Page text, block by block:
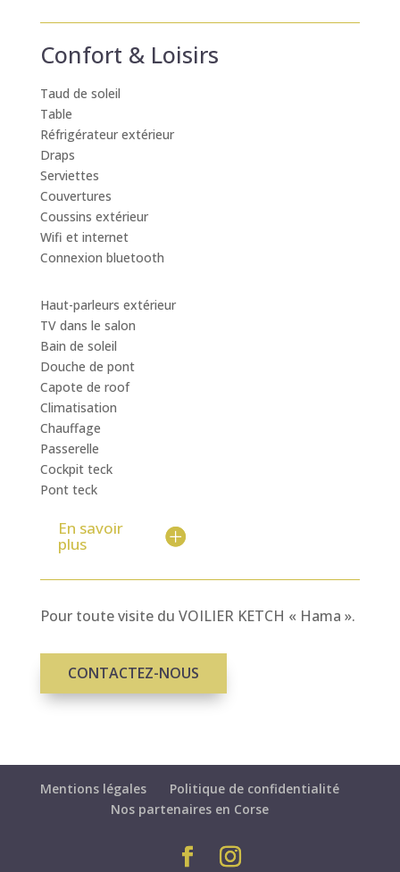
Confort & Loisirs
Taud de soleil
Table
Réfrigérateur extérieur
Draps
Serviettes
Couvertures
Coussins extérieur
Wifi et internet
Connexion bluetooth
Haut-parleurs extérieur
TV dans le salon
Bain de soleil
Douche de pont
Capote de roof
Climatisation
Chauffage
Passerelle
Cockpit teck
Pont teck
En savoir
plus
Pour toute visite du VOILIER KETCH « Hama ».
CONTACTEZ-NOUS
Mentions légales
Politique de confidentialité
Nos partenaires en Corse